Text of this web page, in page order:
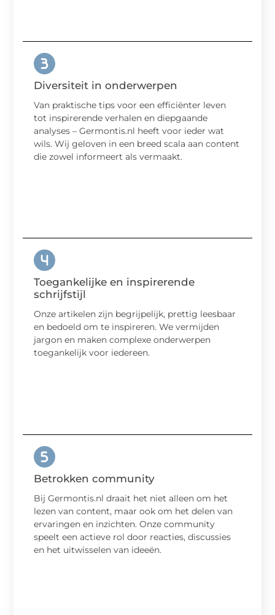
Diversiteit in onderwerpen
Van praktische tips voor een efficiënter leven
tot inspirerende verhalen en diepgaande
analyses – Germontis.nl heeft voor ieder wat
wils. Wij geloven in een breed scala aan content
die zowel informeert als vermaakt.
Toegankelijke en inspirerende
schrijfstijl
Onze artikelen zijn begrijpelijk, prettig leesbaar
en bedoeld om te inspireren. We vermijden
jargon en maken complexe onderwerpen
toegankelijk voor iedereen.
Betrokken community
Bij Germontis.nl draait het niet alleen om het
lezen van content, maar ook om het delen van
ervaringen en inzichten. Onze community
speelt een actieve rol door reacties, discussies
en het uitwisselen van ideeën.